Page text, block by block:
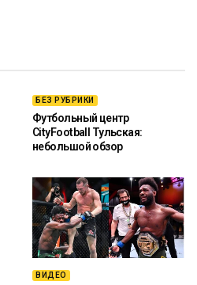
БЕЗ РУБРИКИ
Футбольный центр
CityFootball Тульская:
небольшой обзор
ВИДЕО